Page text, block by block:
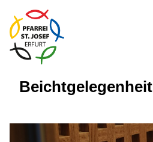
Beichtgelegenheit